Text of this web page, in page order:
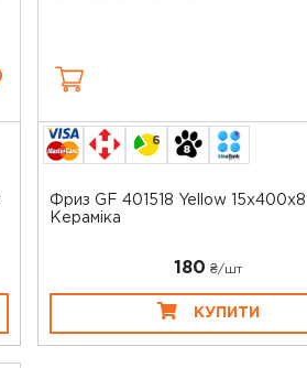
6
Фриз GF 401518 Yellow
Кераміка
180 ₴/шт
КУПИТИ